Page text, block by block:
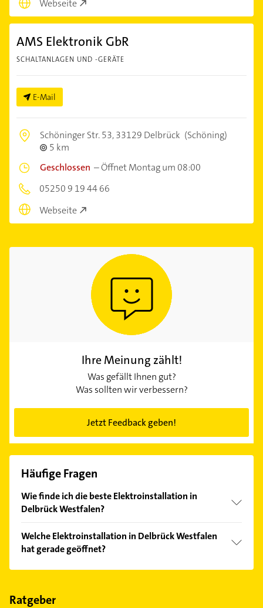
Webseite
AMS Elektronik GbR
SCHALTANLAGEN UND -GERÄTE
E-Mail
Schöninger Str. 53,33129 Delbrück (Schöning)
5 km
Geschlossen –Öffnet Montag um 08:00
05250 9 19 44 66
Webseite
Ihre Meinung zählt!
Was gefällt Ihnen gut?
Was sollten wir verbessern?
Jetzt Feedback geben!
Häufige Fragen
Wie finde ich die beste Elektroinstallation in
Delbrück Westfalen?
Kundenmeinungen und profitieren Sie von den
Empfehlungen. Die Suchergebnisse können Sie sich
einfach nachBewertungensortiert anzeigen lassen.
Welche Elektroinstallation in Delbrück Westfalen
hat gerade geöffnet?
Im Anbieter-Bereich finden Sie alleÖffnungszeiten.
Feiertagen abweichen können.
Ratgeber